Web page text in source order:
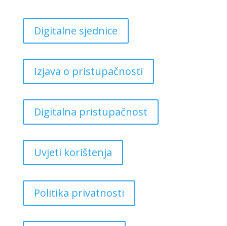
Digitalne sjednice
Izjava o pristupačnosti
Digitalna pristupačnost
Uvjeti korištenja
Politika privatnosti